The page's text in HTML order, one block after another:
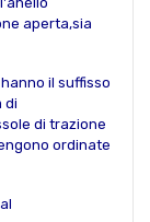
aperta,sia
il suffisso
di
di trazione
ordinate